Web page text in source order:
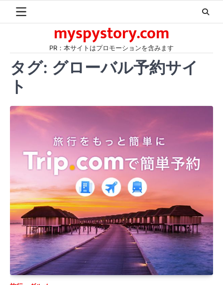
myspystory.com
PR：本サイトはプロモーションを含みます
タグ: グローバル予約サイ
ト